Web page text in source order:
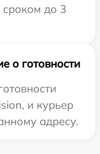
сроком до 3
о готовности
и курьер
адресу.